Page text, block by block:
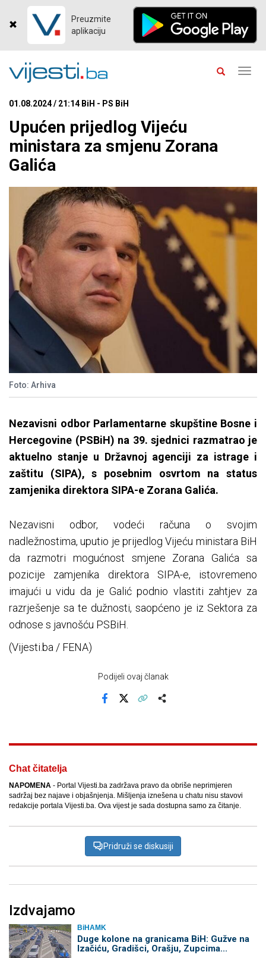
Preuzmite
aplikaciju
01.08.2024 / 21:14 BiH - PS BiH
Upućen prijedlog Vijeću
ministara za smjenu Zorana
Galića
Foto: Arhiva
Nezavisni odbor Parlamentarne skupštine Bosne i
Hercegovine (PSBiH) na 39. sjednici razmatrao je
aktuelno stanje u Državnoj agenciji za istrage i
zaštitu (SIPA), s posebnim osvrtom na status
zamjenika direktora SIPA-e Zorana Galića.
Nezavisni odbor, vodeći računa o svojim
nadležnostima, uputio je prijedlog Vijeću ministara BiH
da razmotri mogućnost smjene Zorana Galića sa
pozicije zamjenika direktora SIPA-e, istovremeno
imajući u vidu da je Galić podnio vlastiti zahtjev za
razrješenje sa te dužnosti, saopćeno je iz Sektora za
odnose s javnošću PSBiH.
(Vijesti.ba / FENA)
Podijeli ovaj članak
Chat čitatelja
NAPOMENA - Portal Vijesti.ba zadržava pravo da obriše neprimjeren
sadržaj bez najave i objašnjenja. Mišljenja iznešena u chatu nisu stavovi
redakcije portala Vijesti.ba. Ova vijest je sada dostupna samo za čitanje.
Pridruži se diskusiji
Izdvajamo
BiHAMK
Duge kolone na granicama BiH: Gužve na
Izačiću, Gradišci, Orašju, Zupcima...